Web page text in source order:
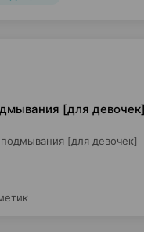
[для
подмывания [для девочек]